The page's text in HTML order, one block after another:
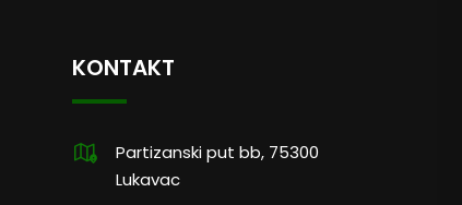
KONTAKT
Partizanski put bb, 75300
Lukavac